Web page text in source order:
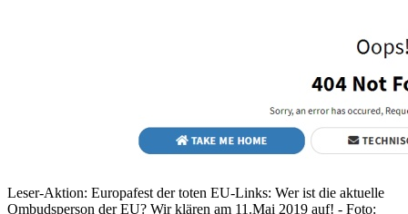
Leser-Aktion: Europafest der toten EU-Links: Wer ist die aktuelle
Ombudsperson der EU? Wir klären am 11.Mai 2019 auf! - Foto: